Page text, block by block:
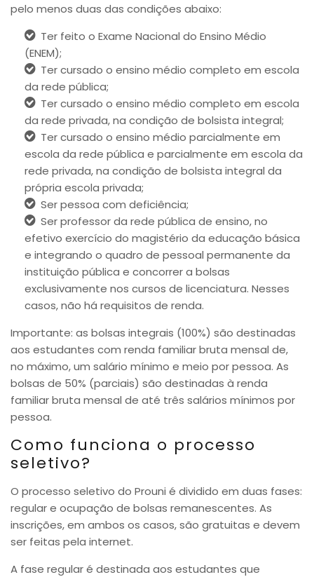
pelo menos duas das condições abaixo:
Ter feito o Exame Nacional do Ensino Médio
(ENEM);
Ter cursado o ensino médio completo em escola
da rede pública;
Ter cursado o ensino médio completo em escola
da rede privada, na condição de bolsista integral;
Ter cursado o ensino médio parcialmente em
escola da rede pública e parcialmente em escola da
rede privada, na condição de bolsista integral da
própria escola privada;
Ser pessoa com deficiência;
Ser professor da rede pública de ensino, no
efetivo exercício do magistério da educação básica
e integrando o quadro de pessoal permanente da
instituição pública e concorrer a bolsas
exclusivamente nos cursos de licenciatura. Nesses
casos, não há requisitos de renda.
Importante: as bolsas integrais (100%) são destinadas
aos estudantes com renda familiar bruta mensal de,
no máximo, um salário mínimo e meio por pessoa. As
bolsas de 50% (parciais) são destinadas à renda
familiar bruta mensal de até três salários mínimos por
pessoa.
Como funciona o processo
seletivo?
O processo seletivo do Prouni é dividido em duas fases:
regular e ocupação de bolsas remanescentes. As
inscrições, em ambos os casos, são gratuitas e devem
ser feitas pela internet.
A fase regular é destinada aos estudantes que